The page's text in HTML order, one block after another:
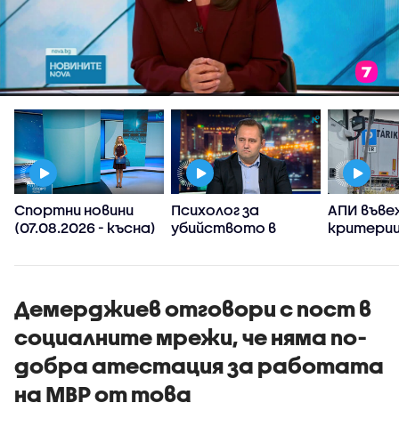
Спортни новини
(07.08.2026 - късна)
Психолог за
убийството в
Възрастните
примерите за
агресивно
поведение
АПИ
Демерджиев отговори с пост в
социалните мрежи, че няма по-
добра атестация за работата
на МВР от това